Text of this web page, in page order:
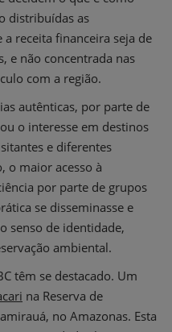
distribuídas as
receita financeira seja de
e não concentrada nas
com a região.
autênticas, por parte de
o interesse em destinos
e diferentes
o maior acesso à
por parte de grupos
se disseminasse e
senso de identidade,
ambiental.
têm se destacado. Um
na Reserva de
no Amazonas. Esta